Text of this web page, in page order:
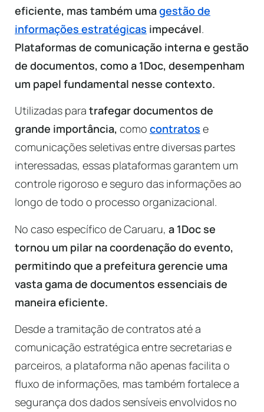
eficiente, mas também umagestão de
informações estratégicas impecável.
Plataformas de comunicação interna e gestão
de documentos, como a 1Doc, desempenham
um papel fundamental nesse contexto.
Utilizadas para trafegar documentos de
grande importância, como contratos e
comunicações seletivas entre diversas partes
interessadas, essas plataformas garantem um
controle rigoroso e seguro das informações ao
longo de todo o processo organizacional.
No caso específico de Caruaru, a 1Doc se
tornou um pilar na coordenação do evento,
permitindo que a prefeitura gerencie uma
vasta gama de documentos essenciais de
maneira eficiente.
Desde a tramitação de contratos até a
comunicação estratégica entre secretarias e
parceiros, a plataforma não apenas facilita o
fluxo de informações, mas também fortalece a
segurança dos dados sensíveis envolvidos no